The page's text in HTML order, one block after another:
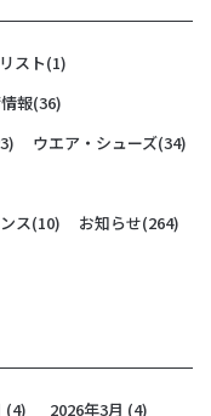
スト(1)
報(36)
ウエア・シューズ(34)
ス(10) お知らせ(264)
(4) 2026年3月 (4)